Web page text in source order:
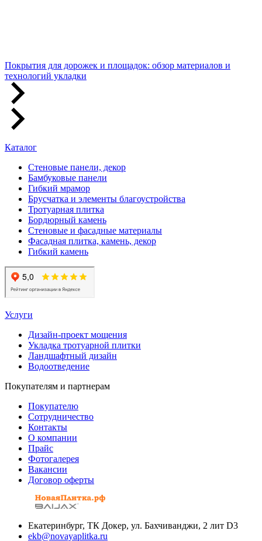
Покрытия для дорожек и площадок: обзор материалов и
технологий укладки
Каталог
Стеновые панели, декор
Бамбуковые панели
Гибкий мрамор
Брусчатка и элементы благоустройства
Тротуарная плитка
Бордюрный камень
Стеновые и фасадные материалы
Фасадная плитка, камень, декор
Гибкий камень
Услуги
Дизайн-проект мощения
Укладка тротуарной плитки
Ландшафтный дизайн
Водоотведение
Покупателям и партнерам
Покупателю
Сотрудничество
Контакты
О компании
Прайс
Фотогалерея
Вакансии
Договор оферты
Екатеринбург, ТК Докер, ул. Бахчиванджи, 2 лит D3
ekb@novayaplitka.ru